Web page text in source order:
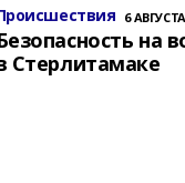
6
на
Стерлитамаке